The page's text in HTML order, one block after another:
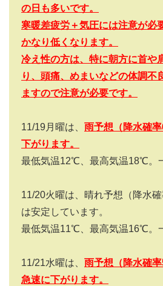
の日も多いです。
寒暖差疲労＋気圧には注意が必
かなり低くなります。
冷え性の方は、特に朝方に首や
り、頭痛、めまいなどの体調不
ますので注意が必要です。
11/19月曜は、 雨予想（降水確率
下がります。
最低気温12℃、最高気温18℃。
11/20火曜は、晴れ予想（降水
は安定しています。
最低気温11℃、最高気温16℃。
11/21水曜は、 雨予想（降水確率
急速に下がります。